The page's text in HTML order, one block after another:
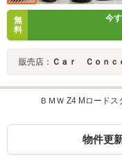
無
料
今
販売店： Ｃａｒ Ｃｏｎｃ
ＢＭＷ Z4 Mロード
物件更